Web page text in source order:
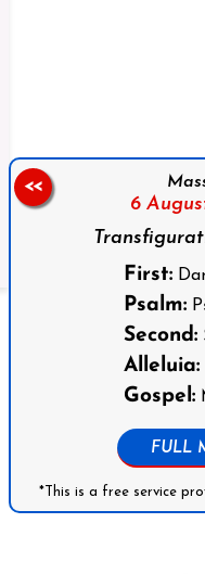
6
First:
Psalm:
Second:
Alleluia:
Gospel:
FULL
*This is a free service
<<